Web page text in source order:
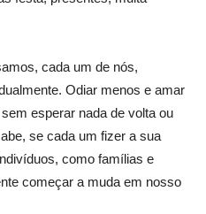
cada um de nós,
Odiar menos e amar
esperar nada de volta ou
se cada um fizer a sua
como famílias e
começar a muda em nosso